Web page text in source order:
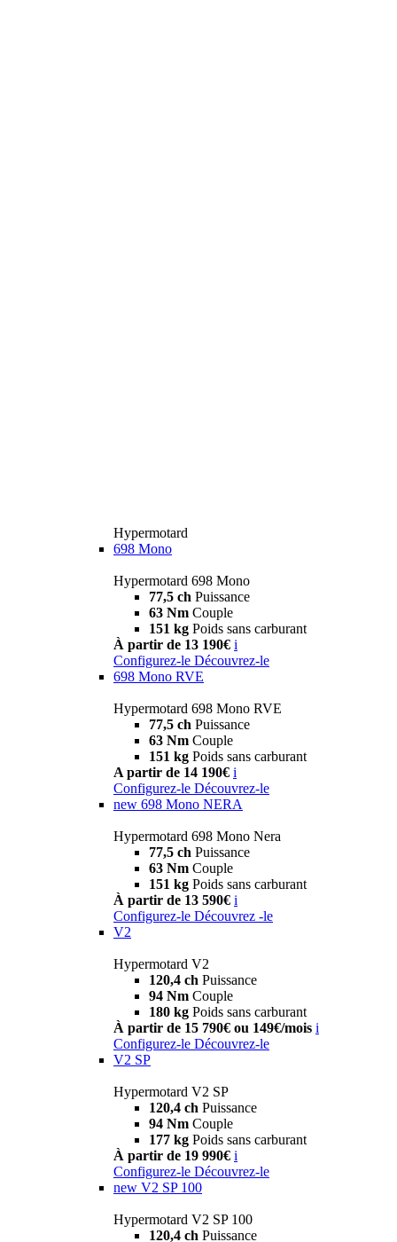
Hypermotard
698 Mono
Hypermotard 698 Mono
77,5 ch Puissance
63 Nm Couple
151 kg Poids sans carburant
À partir de 13 190€ i
Configurez-le Découvrez-le
698 Mono RVE
Hypermotard 698 Mono RVE
77,5 ch Puissance
63 Nm Couple
151 kg Poids sans carburant
A partir de 14 190€ i
Configurez-le Découvrez-le
new 698 Mono NERA
Hypermotard 698 Mono Nera
77,5 ch Puissance
63 Nm Couple
151 kg Poids sans carburant
À partir de 13 590€ i
Configurez-le Découvrez -le
V2
Hypermotard V2
120,4 ch Puissance
94 Nm Couple
180 kg Poids sans carburant
À partir de 15 790€ ou 149€/mois i
Configurez-le Découvrez-le
V2 SP
Hypermotard V2 SP
120,4 ch Puissance
94 Nm Couple
177 kg Poids sans carburant
À partir de 19 990€ i
Configurez-le Découvrez-le
new V2 SP 100
Hypermotard V2 SP 100
120,4 ch Puissance